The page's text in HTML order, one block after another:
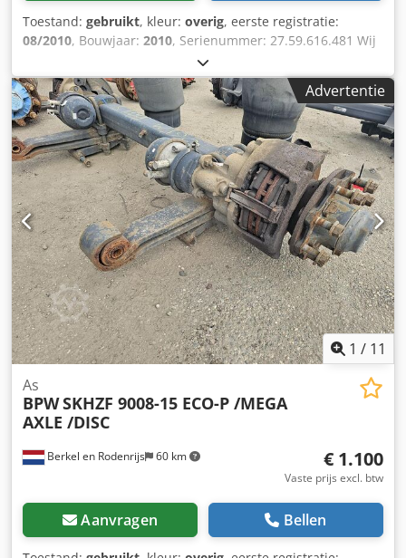
Toestand: gebruikt, kleur: overig, eerste registratie:
08/2010, Bouwjaar: 2010, Serienummer: 27.59.616.481 Wij
hebben meer dan 100 assen op voorraad. Cedpfx Ajzr
Awyobfsha Neem contact met ons op als u niet kunt
vinden wat u zoekt.
Advertentie
1 / 11
Berkel en Rodenrijs 60 km
As
BPWSKHZF 9008-15 ECO-P /MEGA
AXLE /DISC
€ 1.100
Vaste prijs excl. btw
Aanvragen Bellen